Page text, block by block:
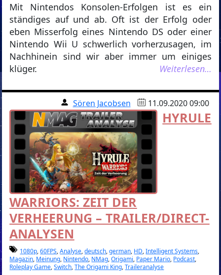
Mit Nintendos Konsolen-Erfolgen ist es ein
ständiges auf und ab. Oft ist der Erfolg oder
eben Misserfolg eines Nintendo DS oder einer
Nintendo Wii U schwerlich vorherzusagen, im
Nachhinein sind wir aber immer um einiges
klüger.
Weiterlesen…
Sören Jacobsen 11.09.2020 09:00
HYRULE
WARRIORS: ZEIT DER
VERHEERUNG – TRAILER/DIRECT-
ANALYSEN
1080p,60FPS,Analyse,deutsch,german, HD,Intelligent Systems,
Magazin, Meinung, Nintendo, NMag,Origami, Paper Mario, Podcast,
Roleplay Game,Switch,The Origami King,Traileranalyse